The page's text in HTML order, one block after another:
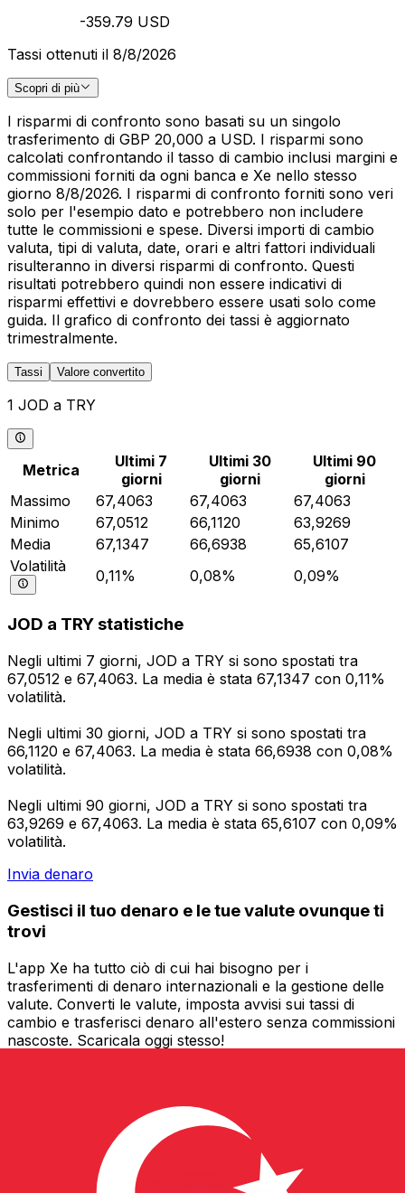
-359.79 USD
Tassi ottenuti il 8/8/2026
Scopri di più
I risparmi di confronto sono basati su un singolo
trasferimento di GBP 20,000 a USD. I risparmi sono
calcolati confrontando il tasso di cambio inclusi margini e
commissioni forniti da ogni banca e Xe nello stesso
giorno 8/8/2026. I risparmi di confronto forniti sono veri
solo per l'esempio dato e potrebbero non includere
tutte le commissioni e spese. Diversi importi di cambio
valuta, tipi di valuta, date, orari e altri fattori individuali
risulteranno in diversi risparmi di confronto. Questi
risultati potrebbero quindi non essere indicativi di
risparmi effettivi e dovrebbero essere usati solo come
guida. Il grafico di confronto dei tassi è aggiornato
trimestralmente.
Tassi Valore convertito
1 JOD a TRY
Metrica
Ultimi 7
giorni
Ultimi 30
giorni
Ultimi 90
giorni
Massimo
67,4063 67,4063
67,4063
Minimo
67,0512 66,1120
63,9269
Media
67,1347 66,6938
65,6107
Volatilità
0,11% 0,08% 0,09%
JOD a TRY statistiche
Negli ultimi 7 giorni, JOD a TRY si sono spostati tra
67,0512 e 67,4063. La media è stata 67,1347 con 0,11%
volatilità.
Negli ultimi 30 giorni, JOD a TRY si sono spostati tra
66,1120 e 67,4063. La media è stata 66,6938 con 0,08%
volatilità.
Negli ultimi 90 giorni, JOD a TRY si sono spostati tra
63,9269 e 67,4063. La media è stata 65,6107 con 0,09%
volatilità.
Invia denaro
Gestisci il tuo denaro e le tue valute ovunque ti
trovi
L'app Xe ha tutto ciò di cui hai bisogno per i
trasferimenti di denaro internazionali e la gestione delle
valute. Converti le valute, imposta avvisi sui tassi di
cambio e trasferisci denaro all'estero senza commissioni
nascoste. Scaricala oggi stesso!